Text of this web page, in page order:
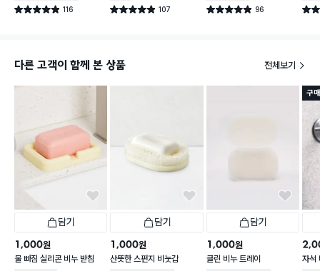
별점 4.9점 116
건 작성 별점 4.9점 107
건 작성 별점 4.9점 96
건 작성 별점
다른 고객이 함께 본 상품 전체보기
담기
1,000원
물 빠짐 실리콘 비누 받침
담기
1,000원
산뜻한 스펀지 비눗갑
담기
1,000원
클린 비누 트레이
구
자석